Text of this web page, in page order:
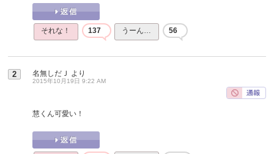
それな！ 137 うーん… 56
2 名無しだＪ より
2015年10月19日 9:22 AM
慧くん可愛い！